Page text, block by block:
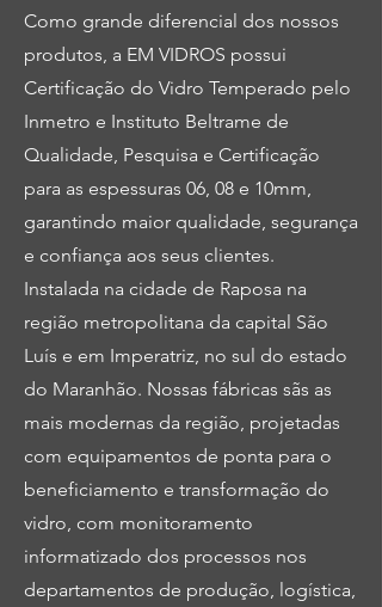
Como grande diferencial dos nossos
produtos, a EM VIDROS possui
Certificação do Vidro Temperado pelo
Inmetro e Instituto Beltrame de
Qualidade, Pesquisa e Certificação
para as espessuras 06, 08 e 10mm,
garantindo maior qualidade, segurança
e confiança aos seus clientes.
Instalada na cidade de Raposa na
região metropolitana da capital São
Luís e em Imperatriz, no sul do estado
do Maranhão. Nossas fábricas sãs as
mais modernas da região, projetadas
com equipamentos de ponta para o
beneficiamento e transformação do
vidro, com monitoramento
informatizado dos processos nos
departamentos de produção, logística,